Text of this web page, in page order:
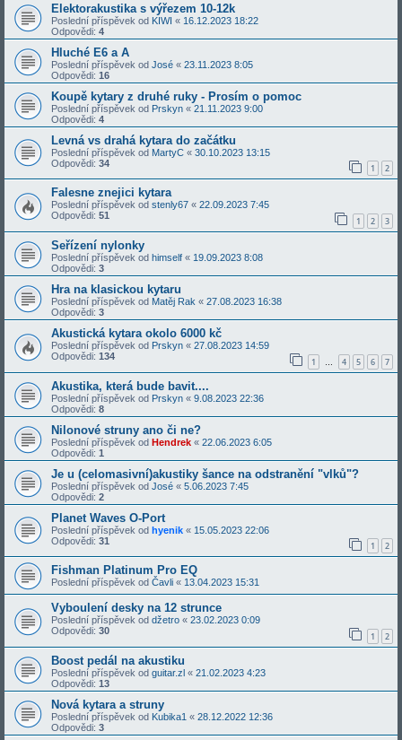
Elektorakustika s výřezem 10-12k
Poslední příspěvek od KIWI « 16.12.2023 18:22
Odpovědi: 4
Hluché E6 a A
Poslední příspěvek od José « 23.11.2023 8:05
Odpovědi: 16
Koupě kytary z druhé ruky - Prosím o pomoc
Poslední příspěvek od Prskyn « 21.11.2023 9:00
Odpovědi: 4
Levná vs drahá kytara do začátku
Poslední příspěvek od MartyC « 30.10.2023 13:15
Odpovědi: 34 1 2
Falesne znejici kytara
Poslední příspěvek od stenly67 « 22.09.2023 7:45
Odpovědi: 51 1 2 3
Seřízení nylonky
Poslední příspěvek od himself « 19.09.2023 8:08
Odpovědi: 3
Hra na klasickou kytaru
Poslední příspěvek od Matěj Rak « 27.08.2023 16:38
Odpovědi: 3
Akustická kytara okolo 6000 kč
Poslední příspěvek od Prskyn « 27.08.2023 14:59
Odpovědi: 134 1 … 4 5 6 7
Akustika, která bude bavit....
Poslední příspěvek od Prskyn « 9.08.2023 22:36
Odpovědi: 8
Nilonové struny ano či ne?
Poslední příspěvek od Hendrek « 22.06.2023 6:05
Odpovědi: 1
Je u (celomasivní)akustiky šance na odstranění "vlků"?
Poslední příspěvek od José « 5.06.2023 7:45
Odpovědi: 2
Planet Waves O-Port
Poslední příspěvek od hyenik « 15.05.2023 22:06
Odpovědi: 31 1 2
Fishman Platinum Pro EQ
Poslední příspěvek od Čavli « 13.04.2023 15:31
Vyboulení desky na 12 strunce
Poslední příspěvek od džetro « 23.02.2023 0:09
Odpovědi: 30 1 2
Boost pedál na akustiku
Poslední příspěvek od guitar.zl « 21.02.2023 4:23
Odpovědi: 13
Nová kytara a struny
Poslední příspěvek od Kubika1 « 28.12.2022 12:36
Odpovědi: 3